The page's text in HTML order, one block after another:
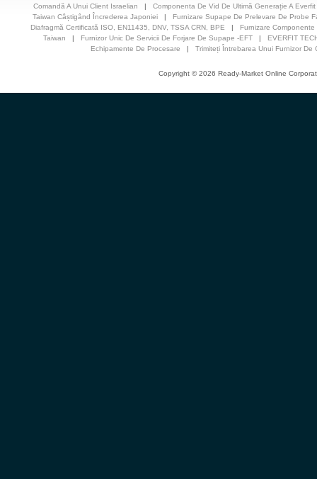
Comandă A Unui Client Israelian
|Componenta De Vid De Ultimă Generație A
Taiwan Câștigând Încrederea Japoniei | Furnizare Supape De Prelevare De Probe
Diafragmă Certificată ISO, EN11435, DNV, TSSA CRN, BPE
| Furnizare
Taiwan
| Furnizor Unic De Servicii De Forjare De Supape -EFT | EVERFIT
Echipamente De Procesare | Trimiteți Întrebarea Unui Furnizor De
Copyright © 2026 Ready-Market Online